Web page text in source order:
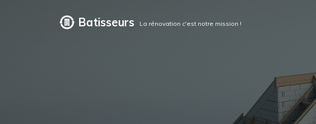
Batisseurs La rénovation c'est notre mission !